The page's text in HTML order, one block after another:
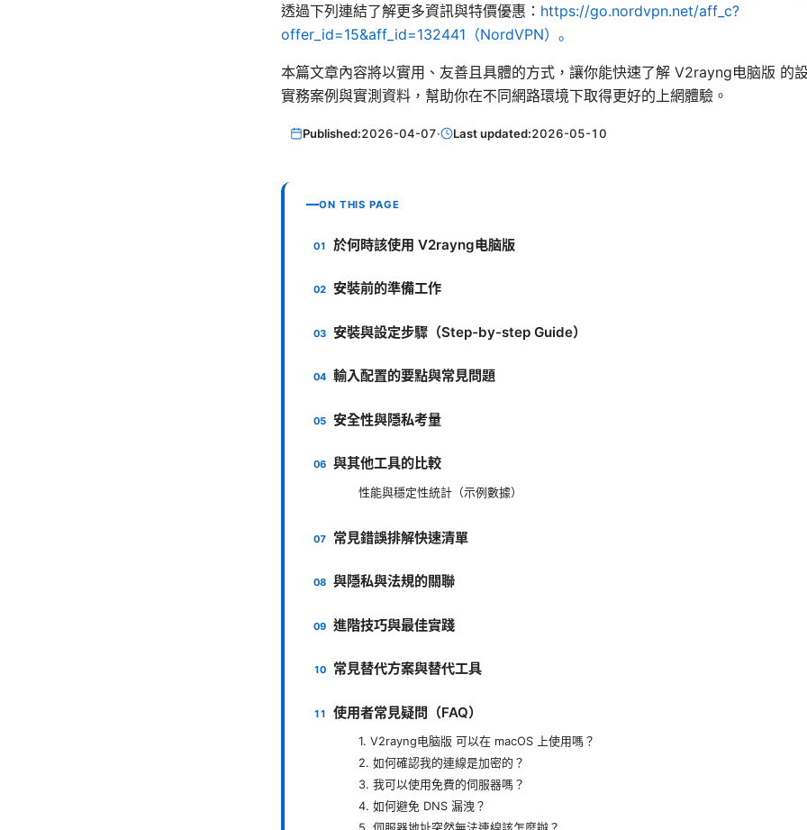
透過下列連結了解更多資訊與特價優惠： https://go.nordvpn.net/aff_c?
offer_id=15&aff_id=132441（NordVPN）。
本篇文章內容將以實用、友善且具體的方式，讓你能快速了解 V2rayng电脑版 的
實務案例與實測資料，幫助你在不同網路環境下取得更好的上網體驗。
Published:2026-04-07· Last updated:2026-05-10
ON THIS PAGE
於何時該使用 V2rayng电脑版
安裝前的準備工作
安裝與設定步驟（Step-by-step Guide）
輸入配置的要點與常見問題
安全性與隱私考量
與其他工具的比較
性能與穩定性統計（示例數據）
常見錯誤排解快速清單
與隱私與法規的關聯
進階技巧與最佳實踐
常見替代方案與替代工具
使用者常見疑問（FAQ）
1. V2rayng电脑版 可以在 macOS 上使用嗎？
2. 如何確認我的連線是加密的？
3. 我可以使用免費的伺服器嗎？
4. 如何避免 DNS 漏洩？